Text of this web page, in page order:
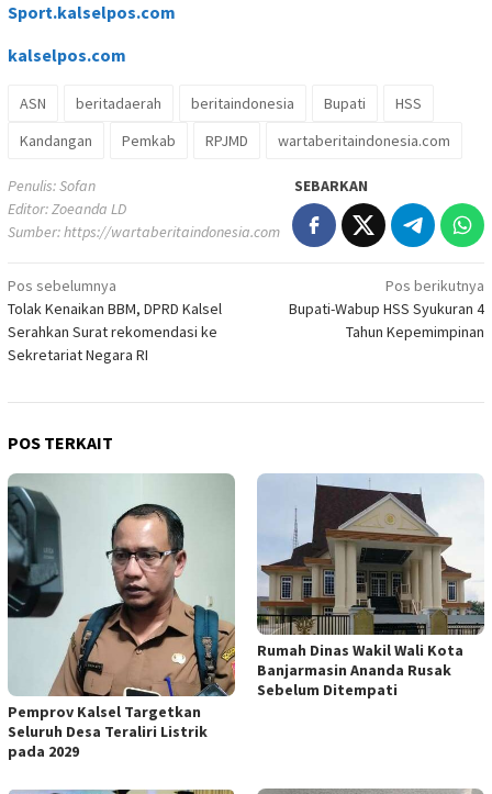
Sport.kalselpos.com
kalselpos.com
ASN beritadaerah beritaindonesia Bupati
HSS
Kandangan
Pemkab RPJMD wartaberitaindonesia.com
Penulis: Sofan
Editor: Zoeanda LD
Sumber:https://wartaberitaindonesia.com
SEBARKAN
Navigasi
pos
Pos sebelumnya
Tolak Kenaikan BBM, DPRD Kalsel
Serahkan Surat rekomendasi ke
Sekretariat Negara RI
Pos berikutnya
Bupati-Wabup HSS Syukuran 4
Tahun Kepemimpinan
POS TERKAIT
Pemprov Kalsel Targetkan
Seluruh Desa Teraliri Listrik
pada 2029
Rumah Dinas Wakil Wali Kota
Banjarmasin Ananda Rusak
Sebelum Ditempati